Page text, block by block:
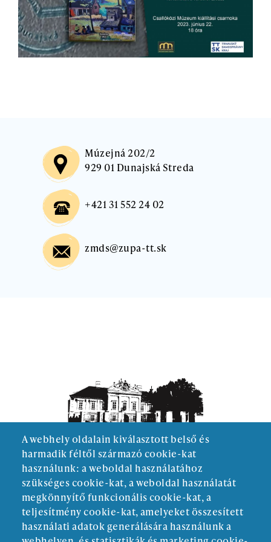
A webhely oldalain kiválasztott belső és
harmadik féltől származó cookie-kat
használunk: a weboldal használatához
szükséges cookie-kat, a weboldal használatát
megkönnyítő funkcionális cookie-kat, a
teljesítmény cookie-kat, amelyeket összesített
használati adatok generálására használunk a
Múzejná 202/2
929 01 Dunajská Streda
+421 31 552 24 02
zmds@zupa-tt.sk